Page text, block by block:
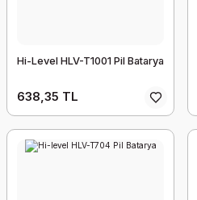
Hi-Level HLV-T1001 Pil Batarya
638,35 TL